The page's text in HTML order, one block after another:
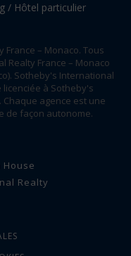
/ Hôtel particulier
– Monaco. Tous
Realty France – Monaco
Sotheby's International
à Sotheby's
Chaque agence est une
de façon autonome.
Realty